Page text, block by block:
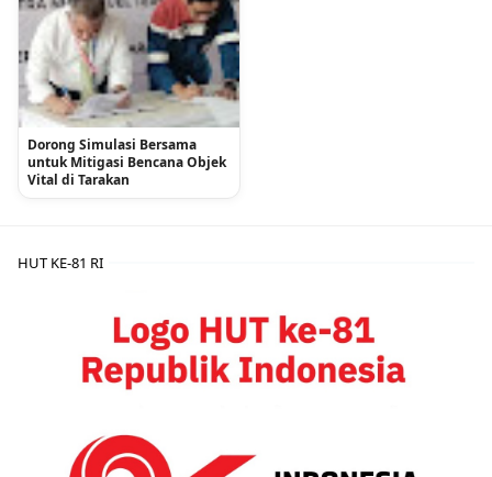
Dorong Simulasi Bersama
untuk Mitigasi Bencana Objek
Vital di Tarakan
HUT KE-81 RI